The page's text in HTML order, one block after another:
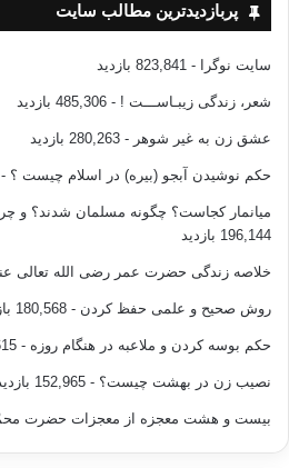
پربازدیدترین مطالب سایت
سایت نوگرا - 823,841 بازدید
شعر، زندگی زیبـاســـت ! - 485,306 بازدید
عشق زن به غیر شوهر - 280,263 بازدید
حکم نوشیدن آبجو (بیره) در اسلام چیست ؟ - 271,329 بازدید
میانمار کجاست؟ چگونه مسلمان شدند؟ و
196,144 بازدید
خلاصه زندگی حضرت عمر رضی الله تعالی
روش صحیح و علمی حفظ کردن - 180,568 بازدید
حکم بوسه کردن و ملاعبه در هنگام روزه - 173,615 بازدید
نصیب زن در بهشت چیست؟ - 152,965 بازدید
بیست و هشت معجزه از معجزات حضرت